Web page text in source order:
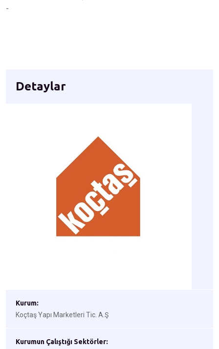
-
Detaylar
Kurum:
Koçtaş Yapı Marketleri Tic. A.Ş
Kurumun Çalıştığı Sektörler: